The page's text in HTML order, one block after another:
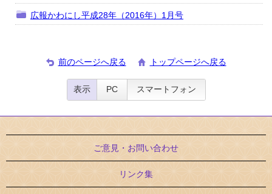
広報かわにし平成28年（2016年）1月号
前のページへ戻る トップページへ戻る
表示 PC スマートフォン
ご意見・お問い合わせ
リンク集